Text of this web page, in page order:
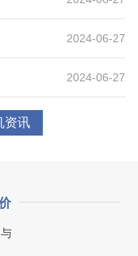
理
2024-06-27
2024-06-27
资讯